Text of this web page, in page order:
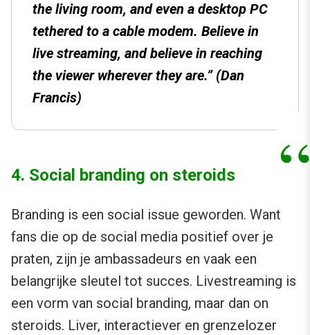
the living room, and even a desktop PC
tethered to a cable modem. Believe in
live streaming, and believe in reaching
the viewer wherever they are.” (Dan
Francis)
4. Social branding on steroids
Branding is een social issue geworden. Want
fans die op de social media positief over je
praten, zijn je ambassadeurs en vaak een
belangrijke sleutel tot succes. Livestreaming is
een vorm van social branding, maar dan on
steroids. Liver, interactiever en grenzelozer